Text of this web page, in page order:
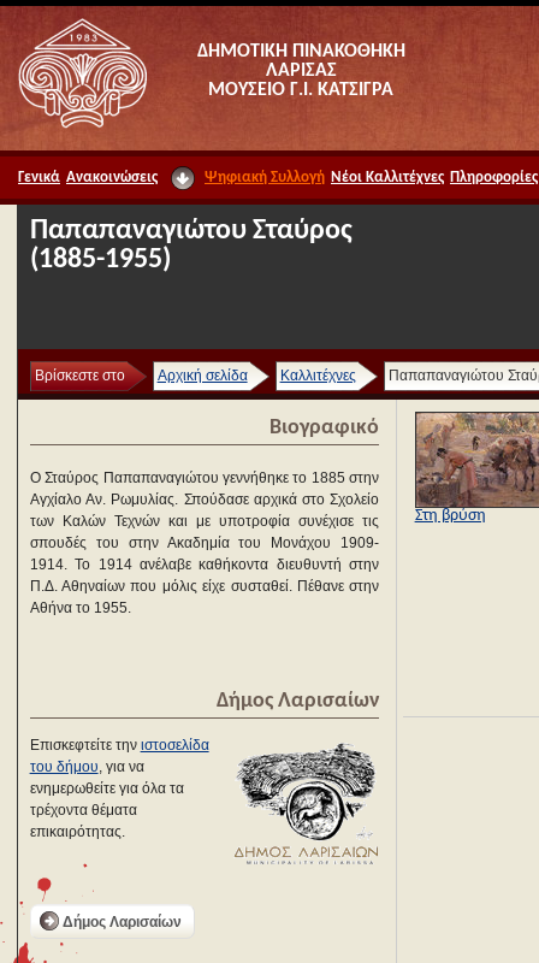
ΔΗΜΟΤΙΚΗ ΠΙΝΑΚΟΘΗΚΗ
ΛΑΡΙΣΑΣ
ΜΟΥΣΕΙΟ Γ.Ι. ΚΑΤΣΙΓΡΑ
Γενικά Ανακοινώσεις Ψηφιακή Συλλογή Νέοι Καλλιτέχνες Πληροφορίες
Παπαπαναγιώτου Σταύρος
(1885-1955)
Βρίσκεστε στο Αρχική σελίδα Καλλιτέχνες Παπαπαναγιώτου
Βιογραφικό
Ο Σταύρος Παπαπαναγιώτου γεννήθηκε το 1885 στην
Αγχίαλο Αν. Ρωμυλίας. Σπούδασε αρχικά στο Σχολείο
των Καλών Τεχνών και με υποτροφία συνέχισε τις
σπουδές του στην Ακαδημία του Μονάχου 1909-
1914. Το 1914 ανέλαβε καθήκοντα διευθυντή στην
Π.Δ. Αθηναίων που μόλις είχε συσταθεί. Πέθανε στην
Αθήνα το 1955.
Δήμος Λαρισαίων
Επισκεφτείτε την ιστοσελίδα
του δήμου, για να
ενημερωθείτε για όλα τα
τρέχοντα θέματα
επικαιρότητας.
Δήμος Λαρισαίων
Στη βρύση